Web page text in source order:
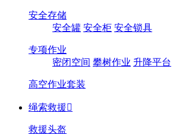
安全存储
安全罐 安全柜 安全锁具
专项作业
密闭空间 攀树作业 升降平台
高空作业套装
绳索救援
救援头盔